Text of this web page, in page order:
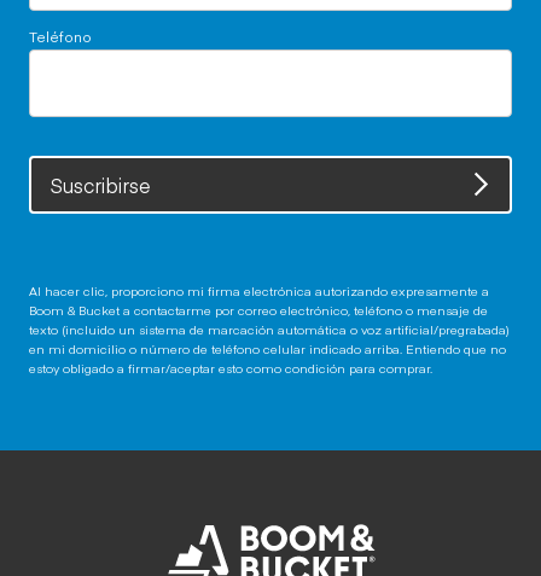
Teléfono
Suscribirse
Al hacer clic, proporciono mi firma electrónica autorizando expresamente a
Boom & Bucket a contactarme por correo electrónico, teléfono o mensaje de
texto (incluido un sistema de marcación automática o voz artificial/pregrabada)
en mi domicilio o número de teléfono celular indicado arriba. Entiendo que no
estoy obligado a firmar/aceptar esto como condición para comprar.